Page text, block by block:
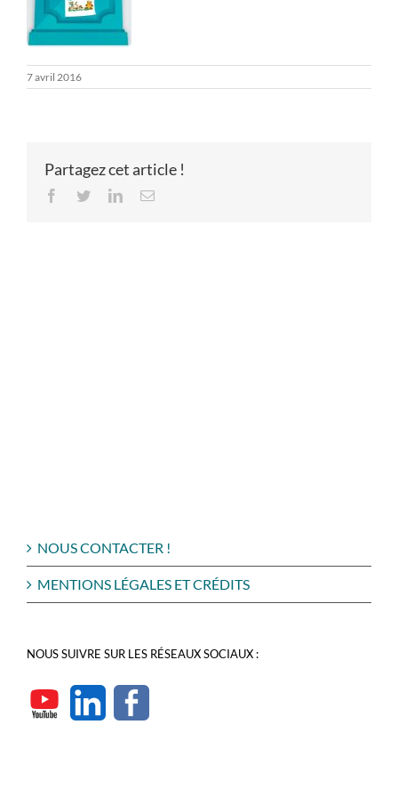
7 avril 2016
Partagez cet article !
Facebook
TwitterLinkedInEmail
NOUS CONTACTER !
MENTIONS LÉGALES ET CRÉDITS
NOUS SUIVRE SUR LES RÉSEAUX SOCIAUX :